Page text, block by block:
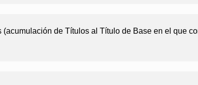
(acumulación de Títulos al Título de Base en el que